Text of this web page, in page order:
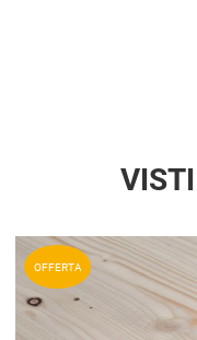
OFFERTA